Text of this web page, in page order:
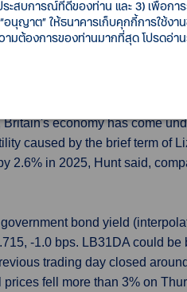
previously. Of the final
October than a year earlier.
shrink by 1.4% in 2023,
The new forecast for
economy has come
caused by the brief term of
2.6% in 2025, Hunt said,
bond yield
-1.0 bps. LB31DA could
trading day closed
fell more than 3% on
ะสบการณ์ที่ดีของท่าน และ 3) เพื่อกา
นุญาต” ให้ธนาคารเก็บคุกกี้การใช้งา
ามต้องการของท่านมากที่สุด โปรดอ่า